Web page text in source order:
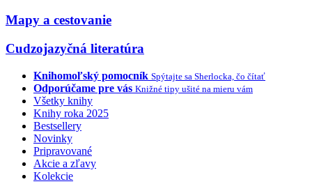
Mapy a cestovanie
Cudzojazyčná literatúra
Knihomoľský pomocník Spýtajte sa Sherlocka, čo čítať
Odporúčame pre vás Knižné tipy ušité na mieru vám
Všetky knihy
Knihy roka 2025
Bestsellery
Novinky
Pripravované
Akcie a zľavy
Kolekcie